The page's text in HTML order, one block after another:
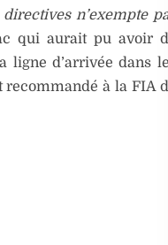
directives n’exempte
qui aurait pu avoir
ligne d’arrivée dans
à la FIA